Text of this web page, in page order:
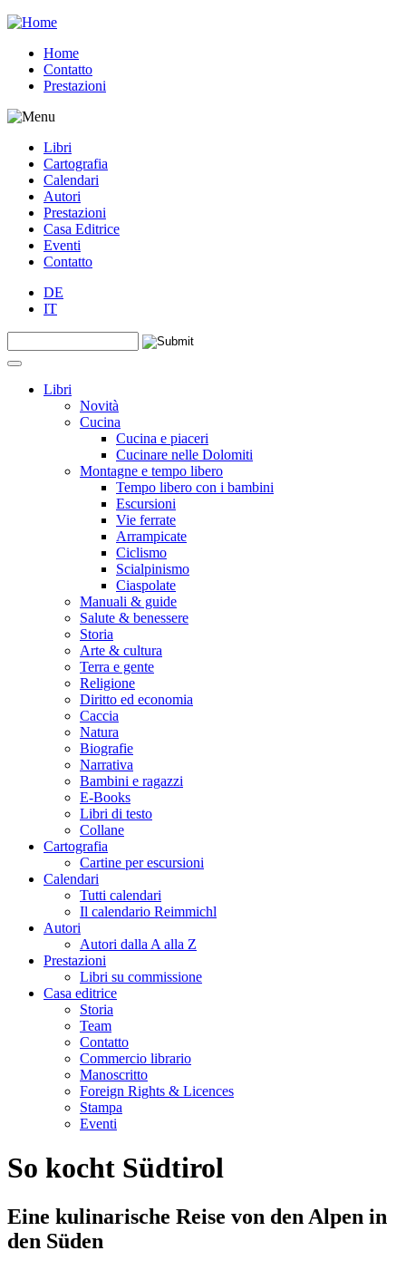
Jump to navigation
Home
Contatto
Prestazioni
Libri
Cartografia
Calendari
Autori
Prestazioni
Casa Editrice
Eventi
Contatto
DE
IT
Form di ricerca
Libri
Novità
Cucina
Cucina e piaceri
Cucinare nelle Dolomiti
Montagne e tempo libero
Tempo libero con i bambini
Escursioni
Vie ferrate
Arrampicate
Ciclismo
Scialpinismo
Ciaspolate
Manuali & guide
Salute & benessere
Storia
Arte & cultura
Terra e gente
Religione
Diritto ed economia
Caccia
Natura
Biografie
Narrativa
Bambini e ragazzi
E-Books
Libri di testo
Collane
Cartografia
Cartine per escursioni
Calendari
Tutti calendari
Il calendario Reimmichl
Autori
Autori dalla A alla Z
Prestazioni
Libri su commissione
Casa editrice
Storia
Team
Contatto
Commercio librario
Manoscritto
Foreign Rights & Licences
Stampa
Eventi
So kocht Südtirol
Eine kulinarische Reise von den Alpen in
den Süden